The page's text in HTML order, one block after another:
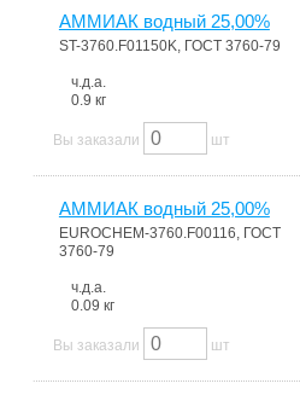
АММИАК водный 25,00%
ST-3760.F01150K, ГОСТ 3760-79
ч.д.а.
0.9 кг
Вы заказали шт
АММИАК водный 25,00%
EUROCHEM-3760.F00116, ГОСТ
3760-79
ч.д.а.
0.09 кг
Вы заказали шт